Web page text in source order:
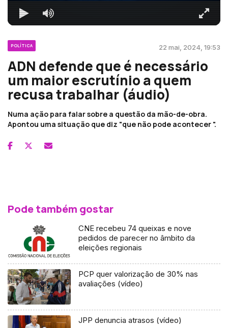
POLÍTICA 22 mai, 2024, 19:53
ADN defende que é necessário
um maior escrutínio a quem
recusa trabalhar (áudio)
Numa ação para falar sobre a questão da mão-de-obra.
Apontou uma situação que diz "que não pode acontecer ".
Pode também gostar
CNE recebeu 74 queixas e nove
pedidos de parecer no âmbito da
eleições regionais
PCP quer valorização de 30% nas
avaliações (vídeo)
JPP denuncia atrasos (vídeo)